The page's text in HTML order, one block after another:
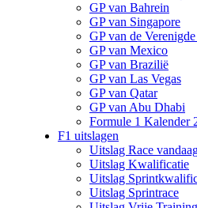
GP van Bahrein
GP van Singapore
GP van de Verenigde
GP van Mexico
GP van Brazilië
GP van Las Vegas
GP van Qatar
GP van Abu Dhabi
Formule 1 Kalender
F1 uitslagen
Uitslag Race
Uitslag Kwalificatie
Uitslag
Uitslag Sprintrace